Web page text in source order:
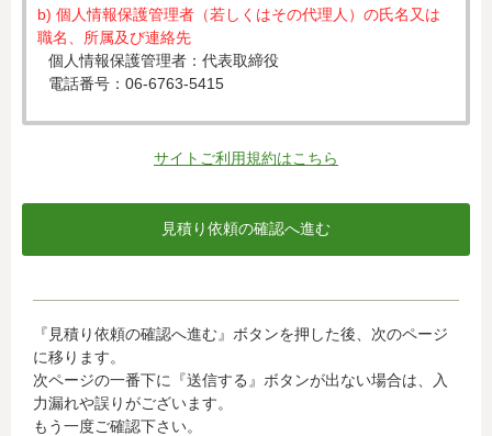
b) 個人情報保護管理者（若しくはその代理人）の氏名又は
職名、所属及び連絡先
個人情報保護管理者：代表取締役
電話番号：06-6763-5415
c) 個人情報の利用目的
入力された個人情報は、お見積り依頼への対応のために利
d) 個人情報の第三者提供について
当社がお客様から収集した以下の個人情報等は、カード発
行会社が行う不正利用検知・防止のために、お客様が利用
されているカード発行会社へ提供させていただきます。(氏
名、電話番号、email アドレス、インターネット利用環境
に関する情報等)
サイトご利用規約はこちら
『見積り依頼の確認へ進む』ボタンを押した後、次のページ
に移ります。
次ページの一番下に『送信する』ボタンが出ない場合は、入
力漏れや誤りがございます。
もう一度ご確認下さい。